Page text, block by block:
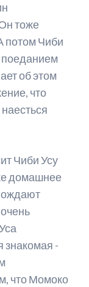
тоже
потом Чиби
поеданием
об этом
что
Чиби Усу
домашнее
знакомая -
что Момоко